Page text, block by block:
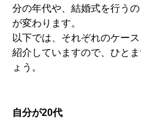
分の年代や、結婚式を行う
が変わります。
以下では、それぞれのケー
紹介していますので、ひと
ょう。
自分が20代